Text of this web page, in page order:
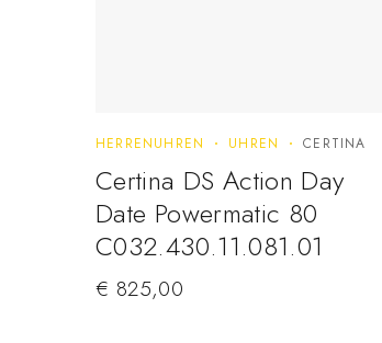
HERRENUHREN UHREN CERTINA
Certina DS Action Day
Date Powermatic 80
C032.430.11.081.01
€ 825,00